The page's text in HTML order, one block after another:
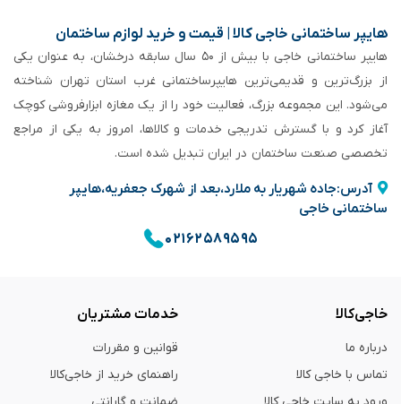
هایپر ساختمانی خاجی‌ کالا | قیمت و خرید لوازم ساختمان
هایپر ساختمانی خاجی‌ با بیش از ۵۰ سال سابقه‌ درخشان، به عنوان یکی
از بزرگ‌ترین و قدیمی‌ترین هایپرساختمانی‌ غرب استان تهران شناخته
می‌شود. این مجموعه بزرگ، فعالیت خود را از یک مغازه ابزارفروشی کوچک
آغاز کرد و با گسترش تدریجی خدمات و کالاها، امروز به یکی از مراجع
تخصصی صنعت ساختمان در ایران تبدیل شده است.
آدرس:جاده شهریار به ملارد،بعد از شهرک جعفریه،هایپر
ساختمانی خاجی
۰۲۱۶۲۵۸۹۵۹۵
خاجی‌کالا
درباره ما
تماس با خاجی کالا
خدمات مشتریان
قوانین و مقررات
راهنمای خرید از خاجی‌کالا